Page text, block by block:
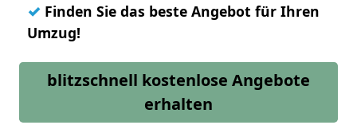
✓ Finden Sie das beste Angebot für Ihren
Umzug!
blitzschnell kostenlose Angebote
erhalten